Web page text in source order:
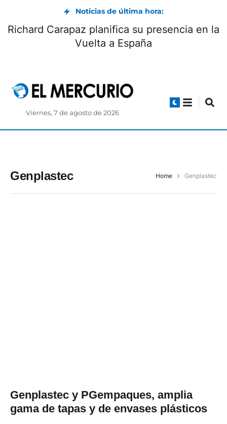
Noticias de última hora:
Richard Carapaz planifica su presencia en la
Vuelta a España
Viernes, 7 de agosto de 2026
Genplastec Home Genplastec
Genplastec y PGempaques, amplia
gama de tapas y de envases plásticos